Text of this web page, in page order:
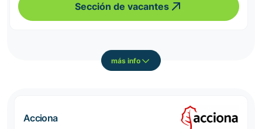
Sección de vacantes
más info
Acciona